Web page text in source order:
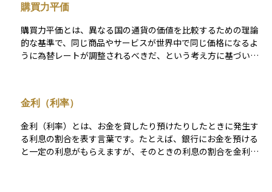
象である以前に、資産価値を測る尺度そのものの一部だと捉え
です。為替は市場で形成される交換比率だけでなく、国や地域
の通貨制度、決済慣行、国際的な資金移動の仕組みを含んだ概
念です。為替レートはその結果として表れる数値であり、外国
上下としてしか捉えられなくなります。 外国為替を正しく理解
することは、海外と関わる経済行動を評価する際の基礎になり
ます。為替は利益を生む手段そのものではなく、資産や取引の
価値を左右する前提条件として存在する概念であり、その位置
づけを整理しておくことが重要です。
欲も低下します。このように、デフレは経済活動を縮小させる
「負の連鎖」を引き起こすリスクがあります。 デフレはまた、
金融市場や資産運用にも影響を与えます。将来の物価が下がる
と予想される中では、お金の価値が相対的に高まるため、人々
が現金を使わずに貯め込む傾向が強まります。これは投資意欲
利下げや量的緩和などの金融緩和政策を通じて物価を引き上
以降、長期的なデフレとその克服が大きな課題となってきまし
た。
購買力平価
購買力平価とは、異なる国の通貨の価値を比較するための理論
的な基準で、同じ商品やサービスが世界中で同じ価格になるよ
うに為替レートが調整されるべきだ、という考え方に基づいて
くずれている場合、その通貨は「割高」または「割安」と判断
される材料となります。購買力平価は長期的に見た通貨の適正
な価値を推測する指標として使われ、経済の基本的な実力や物
価水準を反映しているとされています。資産運用や為替分析に
おいて、通貨の過大評価・過小評価を見極めるために活用され
金利（利率）
金利（利率）とは、お金を貸したり預けたりしたときに発生す
る利息の割合を表す言葉です。たとえば、銀行にお金を預ける
と一定の利息がもらえますが、そのときの利息の割合を金利ま